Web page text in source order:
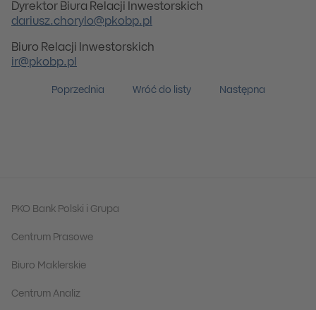
Dyrektor Biura Relacji Inwestorskich
dariusz.chorylo@pkobp.pl
Biuro Relacji Inwestorskich
ir@pkobp.pl
Poprzednia Wróć do listy Następna
PKO Bank Polski i Grupa
Centrum Prasowe
Biuro Maklerskie
Centrum Analiz